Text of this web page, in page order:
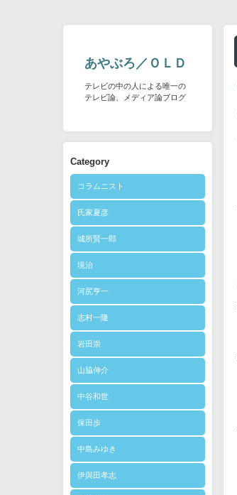
あやぶろ／ＯＬＤ
テレビの中の人による唯一の
テレビ論、メディア論ブログ
Category
コラムニスト
氏家夏彦
城所賢一郎
境治
河尻亨一
志村一隆
岩田崇
山脇伸介
中谷和世
保田歩
中島みゆき
伊與田孝志